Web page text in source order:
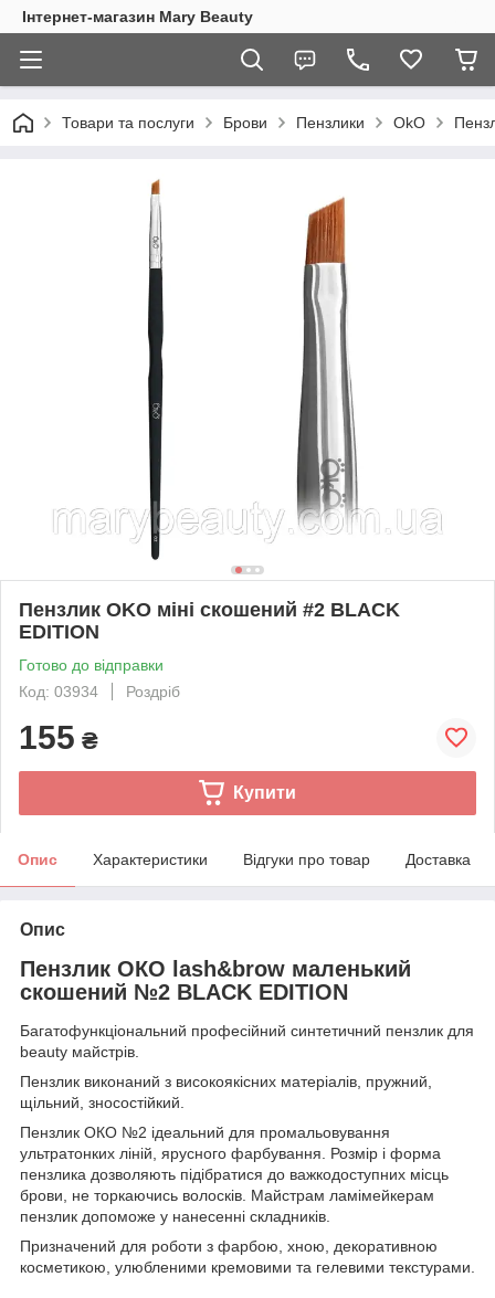
Інтернет-магазин Mary Beauty
Товари та послуги Брови Пензлики OkO
Пензлик OKO міні скошений #2 BLACK
EDITION
Готово до відправки
Код: 03934
Роздріб
155 ₴
Купити
Опис Характеристики Відгуки про товар Доставка
Опис
Пензлик ОКО lash&brow маленький
скошений №2 BLACK EDITION
Багатофункціональний професійний синтетичний пензлик для
beauty майстрів.
Пензлик виконаний з високоякісних матеріалів, пружний,
щільний, зносостійкий.
Пензлик ОКО №2 ідеальний для промальовування
ультратонких ліній, ярусного фарбування. Розмір і форма
пензлика дозволяють підібратися до важкодоступних місць
брови, не торкаючись волосків. Майстрам ламімейкерам
пензлик допоможе у нанесенні складників.
Призначений для роботи з фарбою, хною, декоративною
косметикою, улюбленими кремовими та гелевими текстурами.